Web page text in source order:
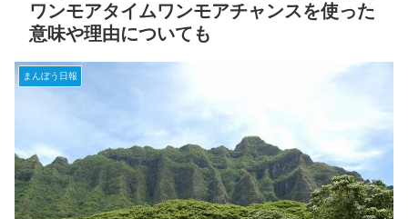
ワンモアタイムワンモアチャンスを使った
意味や理由についても
まんぼう日報